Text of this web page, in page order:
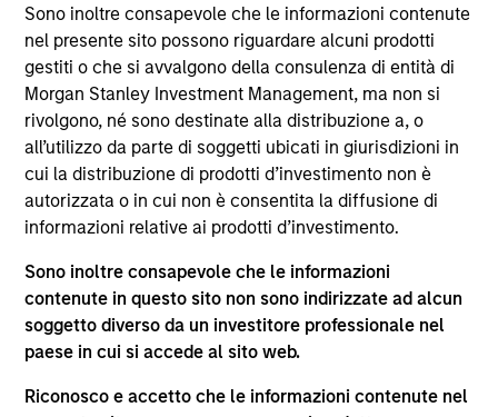
Sono inoltre consapevole che le informazioni contenute
nel presente sito possono riguardare alcuni prodotti
gestiti o che si avvalgono della consulenza di entità di
Morgan Stanley Investment Management, ma non si
rivolgono, né sono destinate alla distribuzione a, o
all’utilizzo da parte di soggetti ubicati in giurisdizioni in
cui la distribuzione di prodotti d’investimento non è
autorizzata o in cui non è consentita la diffusione di
informazioni relative ai prodotti d’investimento.
Sono inoltre consapevole che le informazioni
contenute in questo sito non sono indirizzate ad alcun
soggetto diverso da un investitore professionale nel
paese in cui si accede al sito web.
Riconosco e accetto che le informazioni contenute nel
Prima dell’adesione ai comparti, le richieste di
partecipazione non devono essere presentate senza aver
consultato l’ultima versione del Prospetto Informativo, del
documento contenente informazioni chiave (“KID”) o del
documento contenente informazioni chiave per gli
investitori (“KIID”), della relazione annuale e della
relazione semestrale (“Documenti di offerta”) o altri
documenti disponibili sul sito
https://www.morganstanley.com/im/msinvf/index.html
a titolo gratuito presso la Sede legale all’indirizzo
European Bank and Business Centre, 6B route de Trèves,
Le informazioni relative agli aspetti di sostenibilità del
Comparto e una sintesi dei diritti degli investitori sono
disponibili sul sito web sopra indicato.
visione del “Modulo completo di sottoscrizione” (Extended